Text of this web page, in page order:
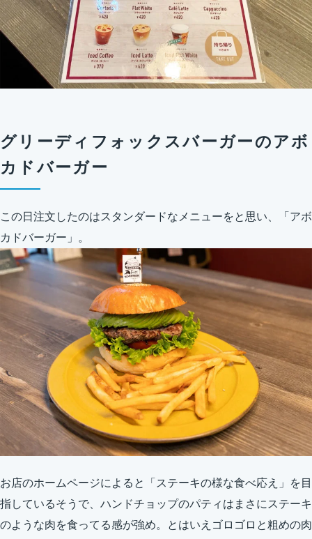
グリーディフォックスバーガーのアボ
カドバーガー
この日注文したのはスタンダードなメニューをと思い、「アボ
カドバーガー」。
お店のホームページによると「ステーキの様な食べ応え」を目
指しているそうで、ハンドチョップのパティはまさにステーキ
のような肉を食ってる感が強め。とはいえゴロゴロと粗めの肉